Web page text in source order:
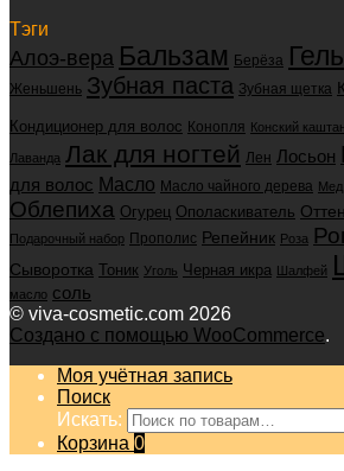
Тэги
Алоэ-вера Бальзам Берёза Гель
Женьшень Зубная паста Зубная щетка
Кондиционер для волос Конопля Конский каштан
Лаванда Лак для ногтей Лен Лосьон
для волос Масло Масло чайного дерева Мед
Облепиха Огурец Ополаскиватель
Подарочный набор Прополис Репейник Роза
Сыворотка Тоник Уголь Черная икра Шалфей
масло соль
© viva-cosmetic.com 2026
Создано с помощью WooCommerce.
Моя учётная запись
Поиск
Искать:
Корзина 0